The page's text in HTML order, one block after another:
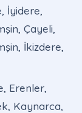
İyidere,
Çayeli,
İkizdere,
Erenler,
Kaynarca,